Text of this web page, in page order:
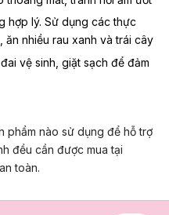
hợp lý. Sử dụng các thực
nhiều rau xanh và trái cây
vệ sinh, giặt sạch để đảm
phẩm nào sử dụng để hỗ trợ
đều cần được mua tại
toàn.